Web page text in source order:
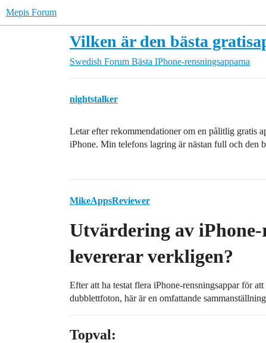
Mepis Forum
Vilken är den bästa
Swedish Forum Bästa IPhone-rensningsapparna
nightstalker
Letar efter rekommendationer om en pålitlig gratis
iPhone. Min telefons lagring är nästan full och den
MikeAppsReviewer
Utvärdering av
levererar verkligen?
Efter att ha testat flera iPhone-rensningsappar för
dubblettfoton, här är en omfattande
Topval: